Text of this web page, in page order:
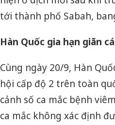
tới thành phố Sabah,
Hàn Quốc gia hạn giãn
Cùng ngày 20/9, Hàn
hội cấp độ 2 trên toàn
cảnh số ca mắc bệnh
ca mắc không xác định